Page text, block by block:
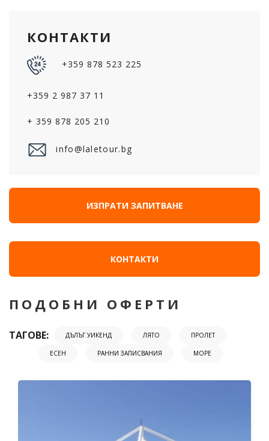
КОНТАКТИ
+359 878 523 225
+359 2 987 37 11
+ 359 878 205 210
info@laletour.bg
ИЗПРАТИ ЗАПИТВАНЕ
КОНТАКТИ
ПОДОБНИ ОФЕРТИ
ТАГОВЕ: ДЪЛЪГ УИКЕНД ЛЯТО ПРОЛЕТ
ЕСЕН РАННИ ЗАПИСВАНИЯ МОРЕ